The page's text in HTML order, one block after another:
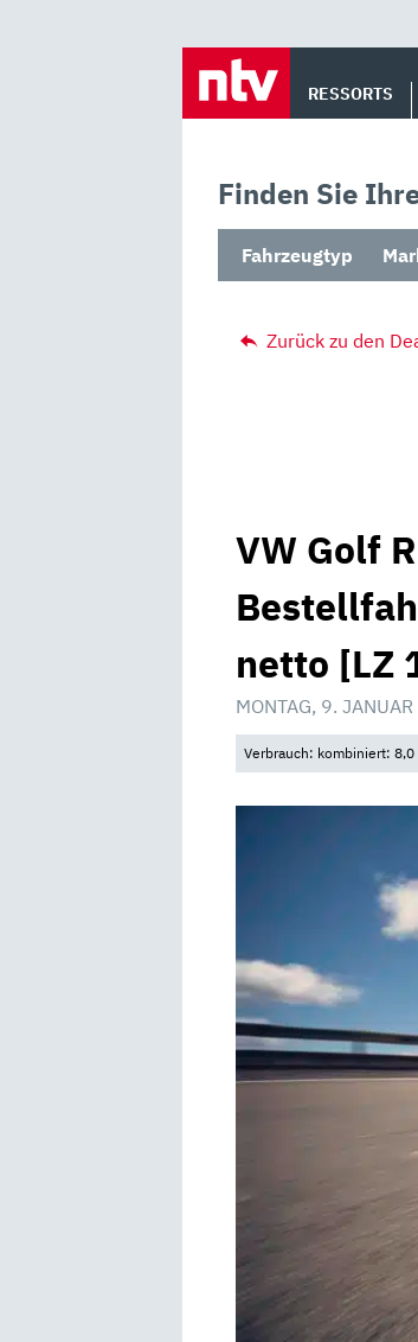
RESSORTS
Finden Sie
Fahrzeugtyp
Zurück zu den
VW Golf
netto [LZ
MONTAG, 9.
Verbrauch: kombiniert: